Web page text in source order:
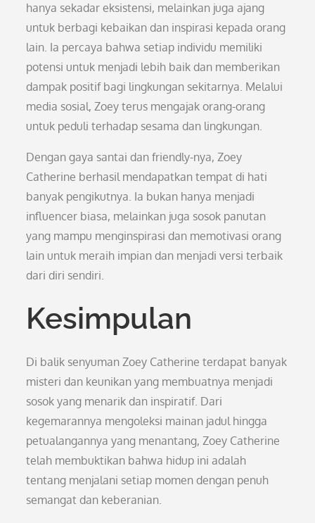
hanya sekadar eksistensi, melainkan juga ajang
untuk berbagi kebaikan dan inspirasi kepada orang
lain. Ia percaya bahwa setiap individu memiliki
potensi untuk menjadi lebih baik dan memberikan
dampak positif bagi lingkungan sekitarnya. Melalui
media sosial, Zoey terus mengajak orang-orang
untuk peduli terhadap sesama dan lingkungan.
Dengan gaya santai dan friendly-nya, Zoey
Catherine berhasil mendapatkan tempat di hati
banyak pengikutnya. Ia bukan hanya menjadi
influencer biasa, melainkan juga sosok panutan
yang mampu menginspirasi dan memotivasi orang
lain untuk meraih impian dan menjadi versi terbaik
dari diri sendiri.
Kesimpulan
Di balik senyuman Zoey Catherine terdapat banyak
misteri dan keunikan yang membuatnya menjadi
sosok yang menarik dan inspiratif. Dari
kegemarannya mengoleksi mainan jadul hingga
petualangannya yang menantang, Zoey Catherine
telah membuktikan bahwa hidup ini adalah
tentang menjalani setiap momen dengan penuh
semangat dan keberanian.